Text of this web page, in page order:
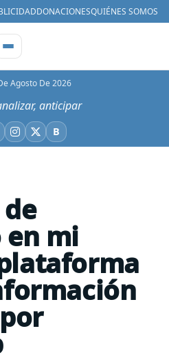
DONACIONESQUIÉNES SOMOS
Agosto De 2026
anticipar
Instagram
X BBluesky
mi